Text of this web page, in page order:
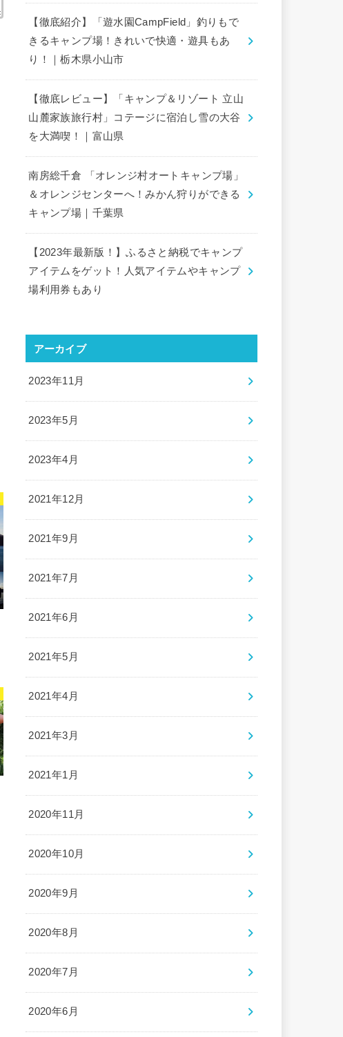
【徹底紹介】「遊水園CampField」釣りもで
きるキャンプ場！きれいで快適・遊具もあ
り！｜栃木県小山市
【徹底レビュー】「キャンプ＆リゾート 立山
山麓家族旅行村」コテージに宿泊し雪の大谷
を大満喫！｜富山県
南房総千倉 「オレンジ村オートキャンプ場」
＆オレンジセンターへ！みかん狩りができる
キャンプ場｜千葉県
【2023年最新版！】ふるさと納税でキャンプ
アイテムをゲット！人気アイテムやキャンプ
場利用券もあり
アーカイブ
2023年11月
2023年5月
2023年4月
2021年12月
2021年9月
2021年7月
2021年6月
2021年5月
2021年4月
2021年3月
2021年1月
2020年11月
2020年10月
2020年9月
2020年8月
2020年7月
2020年6月